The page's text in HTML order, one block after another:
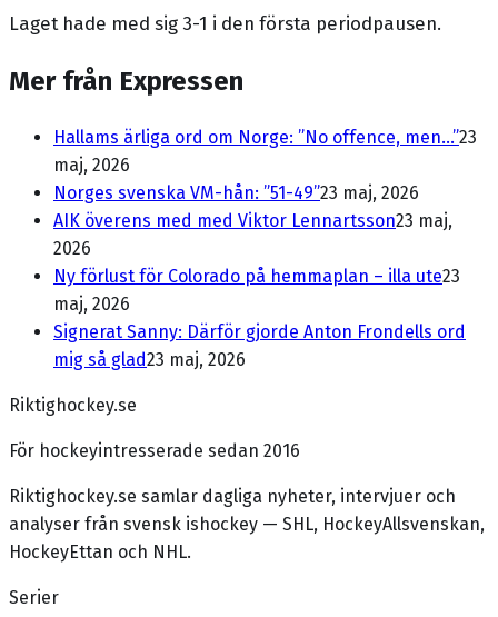
Laget hade med sig 3-1 i den första periodpausen.
Mer från Expressen
Hallams ärliga ord om Norge: ”No offence, men...”23
maj, 2026
Norges svenska VM-hån: ”51-49”23 maj, 2026
AIK överens med med Viktor Lennartsson23 maj,
2026
Ny förlust för Colorado på hemmaplan – illa ute23
maj, 2026
Signerat Sanny: Därför gjorde Anton Frondells ord
mig så glad23 maj, 2026
Riktighockey.se
För hockeyintresserade sedan 2016
Riktighockey.se samlar dagliga nyheter, intervjuer och
analyser från svensk ishockey — SHL, HockeyAllsvenskan,
HockeyEttan och NHL.
Serier